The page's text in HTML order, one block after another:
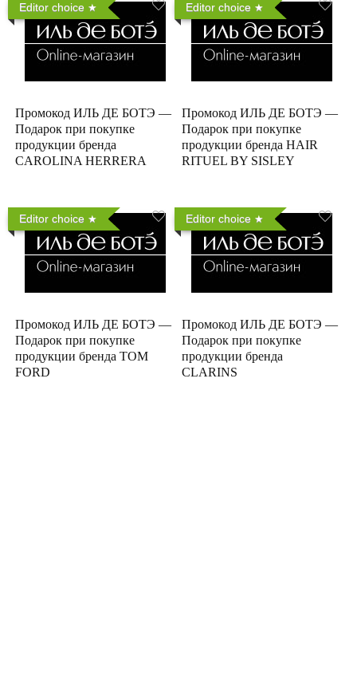
Editor choice
Промокод ИЛЬ ДЕ БОТЭ —
Подарок при покупке
продукции бренда
CAROLINA HERRERA
Editor choice
Промокод ИЛЬ ДЕ БОТЭ —
Подарок при покупке
продукции бренда HAIR
RITUEL BY SISLEY
Editor choice
Промокод ИЛЬ ДЕ БОТЭ —
Подарок при покупке
продукции бренда TOM
FORD
Editor choice
Промокод ИЛЬ ДЕ БОТЭ —
Подарок при покупке
продукции бренда
CLARINS